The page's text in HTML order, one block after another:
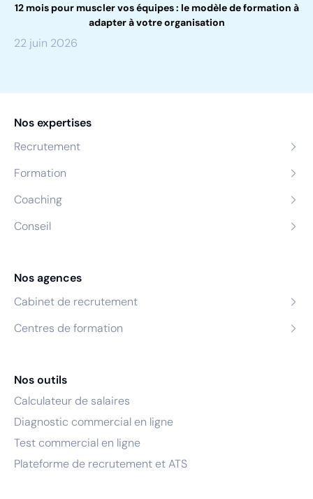
12 mois pour muscler vos équipes : le modèle de formation à
adapter à votre organisation
22 juin 2026
Nos expertises
Recrutement
Formation
Coaching
Conseil
Nos agences
Cabinet de recrutement
Centres de formation
Nos outils
Calculateur de salaires
Diagnostic commercial en ligne
Test commercial en ligne
Plateforme de recrutement et ATS